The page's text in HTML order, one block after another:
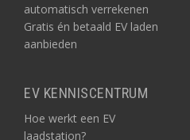
automatisch verrekenen
Gratis én betaald EV laden
aanbieden
EV KENNISCENTRUM
Hoe werkt een EV
laadstation?